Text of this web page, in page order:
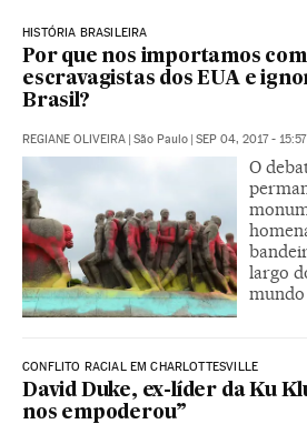
HISTÓRIA BRASILEIRA
Por que nos importamos
escravagistas dos EUA e
Brasil?
REGIANE OLIVEIRA São Paulo SEP 04, 2017 - 15:57
O
largo
mundo
CONFLITO RACIAL EM CHARLOTTESVILLE
David Duke, ex-líder da Ku
nos empoderou”